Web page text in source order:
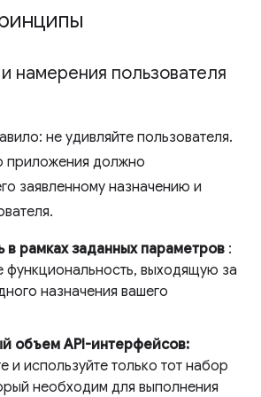
намерения пользователя
не удивляйте пользователя.
приложения должно
заявленному назначению и
в рамках заданных параметров :
функциональность, выходящую за
назначения вашего
объем API-интерфейсов:
и используйте только тот набор
необходим для выполнения